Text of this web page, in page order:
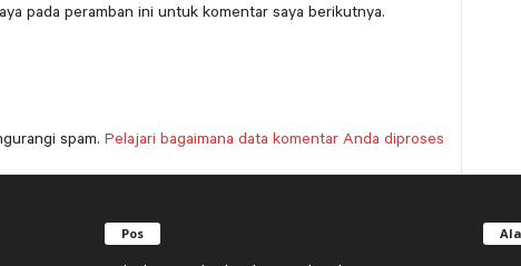
pada peramban ini untuk komentar saya berikutnya.
spam. Pelajari bagaimana data komentar Anda diproses
Pos